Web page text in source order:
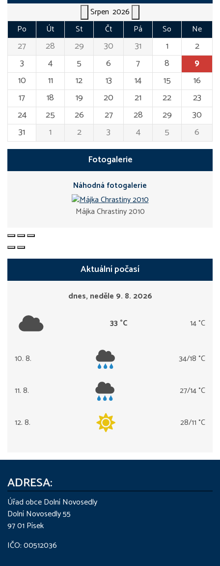
Srpen 2026
Po
Út St Čt Pá So Ne
27 28 29 30 31 1
2
3
4 5 6 7 8
9
10
11 12 13 14 15
16
17
18 19 20 21 22
23
24
25 26 27 28 29
30
31
1 2 3 4 5
6
Fotogalerie
Náhodná fotogalerie
Májka Chrastiny 2010
Aktuální počasí
dnes, neděle 9. 8. 2026
33 °C 14 °C
pondělí
10. 8. 34/18 °C
úterý
11. 8. 27/14 °C
středa
12. 8. 28/11 °C
ADRESA:
Úřad obce Dolní Novosedly
Dolní Novosedly 55
97 01 Písek
IČO: 00512036